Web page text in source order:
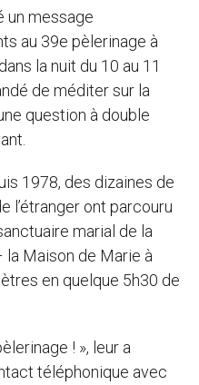
un message
au 39e pèlerinage à
la nuit du 10 au 11
de méditer sur la
question à double
1978, des dizaines de
l’étranger ont parcouru
marial de la
Maison de Marie à
en quelque 5h30 de
! », leur a
téléphonique avec